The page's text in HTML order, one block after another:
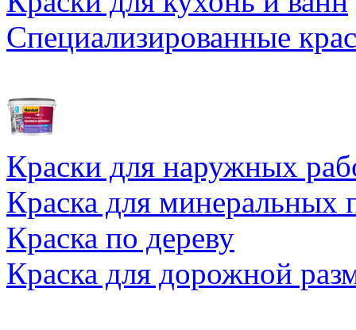
Специализированные
Краски для наружных
Краска для минеральных
Краска по дереву
Краска для дорожной